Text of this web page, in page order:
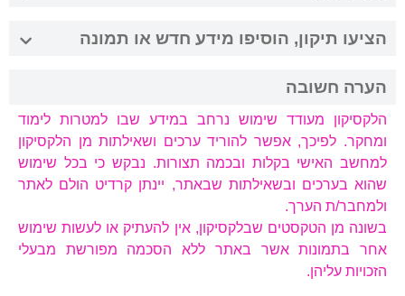
הציעו תיקון, הוסיפו מידע חדש או תמונה
הערה חשובה
הלקסיקון מעודד שימוש נרחב במידע שבו למטרות לימוד
ומחקר. לפיכך, אפשר להוריד ערכים ושאילתות מן הלקסיקון
למחשב האישי בקלות ובכמה תצורות. נבקש כי בכל שימוש
שהוא בערכים ובשאילתות שבאתר, יינתן קרדיט הולם לאתר
ולמחבר/ת הערך.
בשונה מן הטקסטים שבלקסיקון, אין להעתיק או לעשות שימוש
אחר בתמונות אשר באתר ללא הסכמה מפורשת מבעלי
הזכויות עליהן.